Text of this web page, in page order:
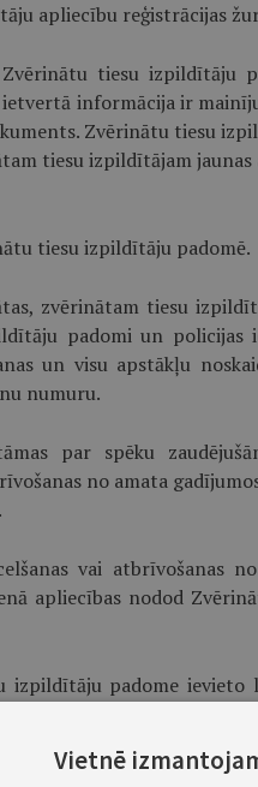
apliecību reģistrācijas
tiesu izpildītāju
informācija ir
Zvērinātu tiesu
tiesu izpildītājam
tiesu izpildītāju padomē.
zvērinātam tiesu
padomi un policijas
un visu apstākļu
numuru.
par spēku
no amata
vai atbrīvošanas
apliecības nodod
izpildītāju padome ievieto
zvērināts tiesu
Vietnē